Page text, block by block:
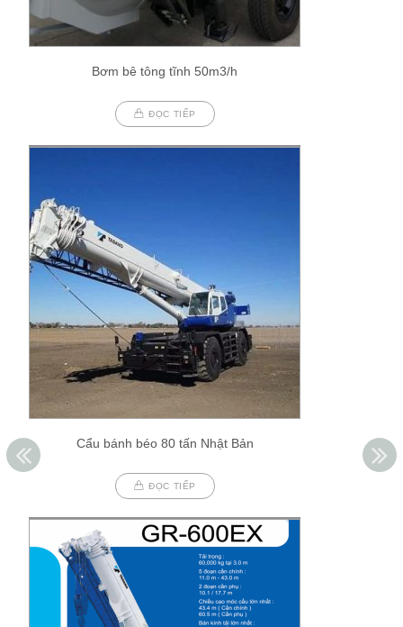
Bơm bê tông tĩnh 50m3/h
ĐỌC TIẾP
Cẩu bánh béo 80 tấn Nhật Bản
ĐỌC TIẾP